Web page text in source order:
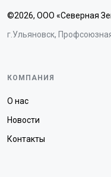
©2026, ООО «Северная
г.Ульяновск,
КОМПАНИЯ
О нас
Новости
Контакты